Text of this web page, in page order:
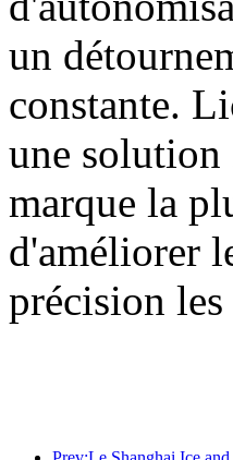
un
constante.
une solution
marque la
d'améliorer
précision